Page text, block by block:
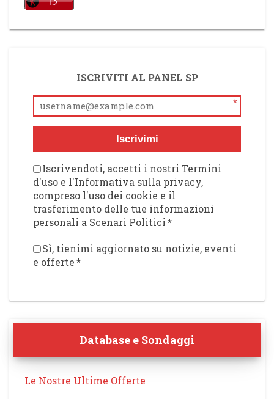
ISCRIVITI AL PANEL SP
*
Iscrivimi
Iscrivendoti, accetti i nostri Termini
d'uso e l'Informativa sulla privacy,
compreso l'uso dei cookie e il
trasferimento delle tue informazioni
personali a Scenari Politici*
Sì, tienimi aggiornato su notizie, eventi
e offerte*
Database e Sondaggi
Le Nostre Ultime Offerte